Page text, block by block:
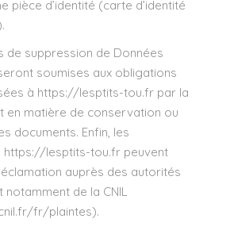
pièce d’identité (carte d’identité
de suppression de Données
soumises aux obligations
à https://lesptits-tou.fr par la
en matière de conservation ou
documents. Enfin, les
https://lesptits-tou.fr peuvent
auprès des autorités
de la CNIL
fr/plaintes).